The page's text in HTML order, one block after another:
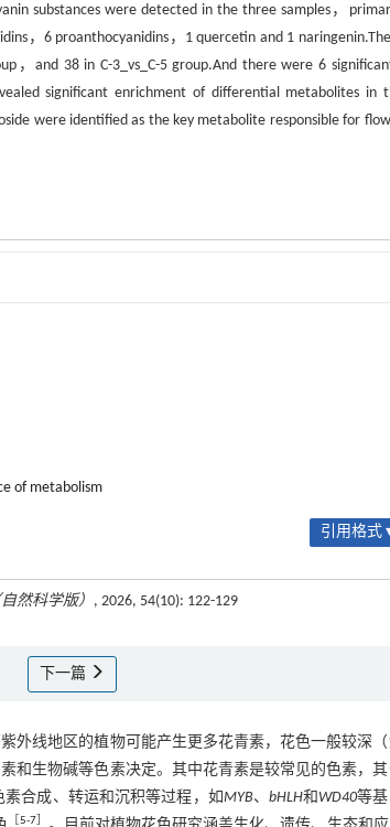
substances were detected in the three samples，
，6 proanthocyanidins，1 quercetin and 1
，and 38 in C-3_vs_C-5 group.And there were 6
significant enrichment of differential metabolites in
were identified as the key metabolite responsible for
of metabolism
引用格式
然科学版） , 2026, 54(10): 122-129
下一篇
外线地区的植物可能产生更多花青素，花色一般较深（
和生物碱等色素决定。其中花青素是较常见的色素，
合成、转运和沉积等过程，如MYB、bHLH和WD40等基
［5-7